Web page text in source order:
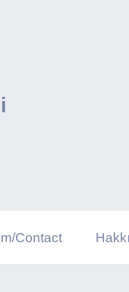
Contact